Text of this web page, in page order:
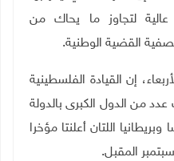
لتجاوز ما يحاك من
القضية الوطنية.
إن القيادة الفلسطينية
من الدول الكبرى بالدولة
اللتان أعلنتا مؤخرا
المقبل.